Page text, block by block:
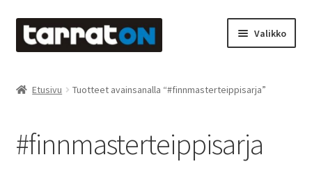
Siirry
navigointiin
Siirry
sisältöön
Valikko
Laserleikkaus & -kaiverrus
Etusivu Tuotteet avainsanalla “#finnmasterteippisarja”
#finnmasterteippisarja